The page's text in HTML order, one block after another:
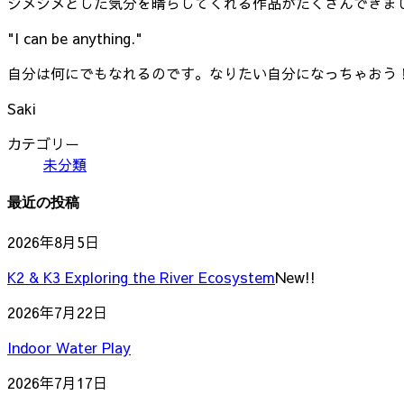
"I can be anything."
自分は何にでもなれるのです。なりたい自分になっちゃおう！
Saki
カテゴリー
未分類
最近の投稿
2026年8月5日
K2 & K3 Exploring the River EcosystemNew!!
2026年7月22日
Indoor Water Play
2026年7月17日